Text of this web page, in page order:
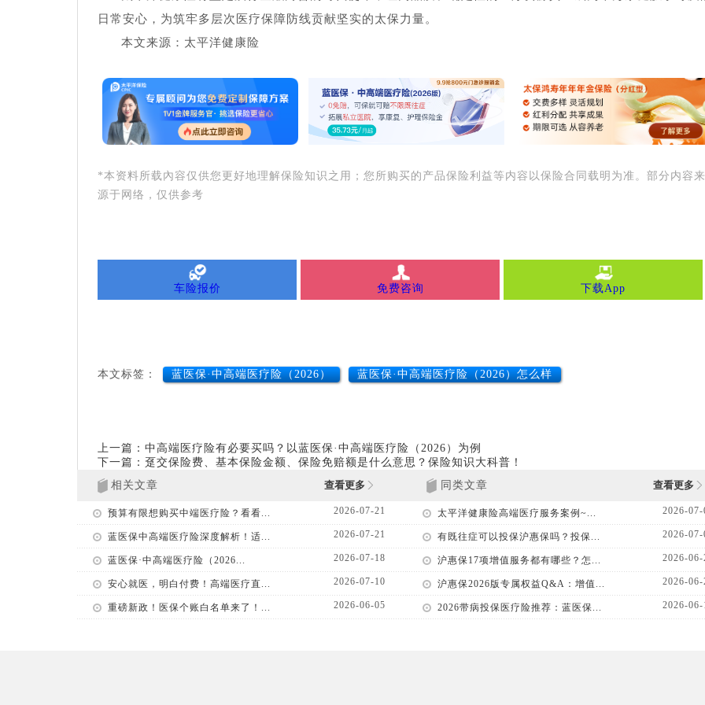
日常安心，为筑牢多层次医疗保障防线贡献坚实的太保力量。
本文来源：太平洋健康险
*本资料所载內容仅供您更好地理解保险知识之用；您所购买的产品保险利益等内容以保险合同载明为准。部分内容来
源于网络，仅供参考
车险报价 免费咨询 下载App
本文标签： 蓝医保·中高端医疗险（2026） 蓝医保·中高端医疗险（2026）怎么样
上一篇：中高端医疗险有必要买吗？以蓝医保·中高端医疗险（2026）为例
下一篇：趸交保险费、基本保险金额、保险免赔额是什么意思？保险知识大科普！
相关文章
查看更多
预算有限想购买中端医疗险？看看... 2026-07-21
蓝医保中高端医疗险深度解析！适... 2026-07-21
蓝医保·中高端医疗险（2026... 2026-07-18
安心就医，明白付费！高端医疗直... 2026-07-10
重磅新政！医保个账白名单来了！... 2026-06-05
同类文章 查看更多
太平洋健康险高端医疗服务案例~... 2026-07-
有既往症可以投保沪惠保吗？投保... 2026-07-
沪惠保17项增值服务都有哪些？怎... 2026-06-
沪惠保2026版专属权益Q&A：增值... 2026-06-
2026带病投保医疗险推荐：蓝医保... 2026-06-